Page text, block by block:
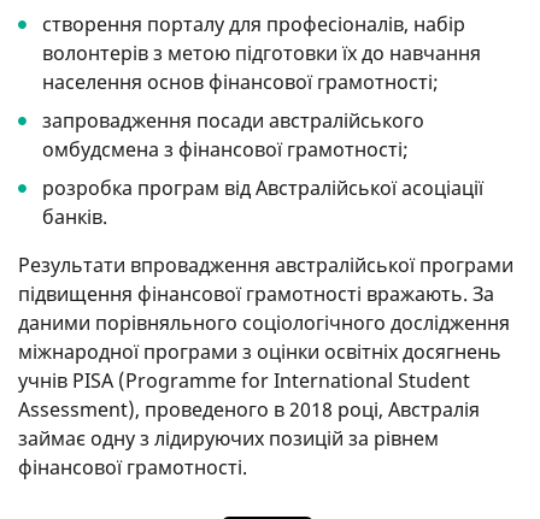
створення порталу для професіоналів, набір
волонтерів з метою підготовки їх до навчання
населення основ фінансової грамотності;
запровадження посади австралійського
омбудсмена з фінансової грамотності;
розробка програм від Австралійської асоціації
банків.
Результати впровадження австралійської програми
підвищення фінансової грамотності вражають. За
даними порівняльного соціологічного дослідження
міжнародної програми з оцінки освітніх досягнень
учнів PISA (Programme for International Student
Assessment), проведеного в 2018 році, Австралія
займає одну з лідируючих позицій за рівнем
фінансової грамотності.